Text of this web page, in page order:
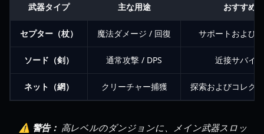
武器タイプ 主な用途 おすすめ
セプター（杖） 魔法ダメージ / 回復 サポートおよび
ソード（剣） 通常攻撃 / DPS 近接サバイ
ネット（網） クリーチャー捕獲 探索およびコレク
⚠️ 警告： 高レベルのダンジョンに、メイン武器スロッ